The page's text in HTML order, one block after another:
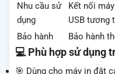
Nhu cầu sử
dụng
Kết nối
USB tương
Bảo hành
Bảo hành
💻 Phù hợp sử dụng
🎯 Dùng cho máy in đặt